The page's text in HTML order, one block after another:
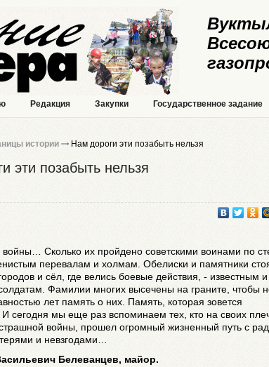
Редакция Закупки Государственное задание
истории Нам дороги эти позабыть нельзя
эти позабыть нельзя
войны… Сколько их пройдено советскими воинами по
перевалам и холмам. Обелиски и памятники
и сёл, где велись боевые действия, - известным и
Фамилии многих высечены на граните, чтобы
лет память о них. Память, которая зовется
сегодня мы еще раз вспоминаем тех, кто на своих
войны, прошел огромный жизненный путь с
и невзгодами…
Белеванцев, майор.